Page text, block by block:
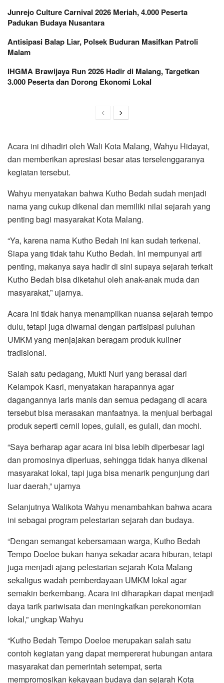
Junrejo Culture Carnival 2026 Meriah, 4.000 Peserta
Padukan Budaya Nusantara
Antisipasi Balap Liar, Polsek Buduran Masifkan Patroli
Malam
IHGMA Brawijaya Run 2026 Hadir di Malang, Targetkan
3.000 Peserta dan Dorong Ekonomi Lokal
Acara ini dihadiri oleh Wali Kota Malang, Wahyu Hidayat,
dan memberikan apresiasi besar atas terselenggaranya
kegiatan tersebut.
Wahyu menyatakan bahwa Kutho Bedah sudah menjadi
nama yang cukup dikenal dan memiliki nilai sejarah yang
penting bagi masyarakat Kota Malang.
“Ya, karena nama Kutho Bedah ini kan sudah terkenal.
Siapa yang tidak tahu Kutho Bedah. Ini mempunyai arti
penting, makanya saya hadir di sini supaya sejarah terkait
Kutho Bedah bisa diketahui oleh anak-anak muda dan
masyarakat,” ujarnya.
Acara ini tidak hanya menampilkan nuansa sejarah tempo
dulu, tetapi juga diwarnai dengan partisipasi puluhan
UMKM yang menjajakan beragam produk kuliner
tradisional.
Salah satu pedagang, Mukti Nuri yang berasal dari
Kelampok Kasri, menyatakan harapannya agar
dagangannya laris manis dan semua pedagang di acara
tersebut bisa merasakan manfaatnya. Ia menjual berbagai
produk seperti cernil lopes, gulali, es gulali, dan mochi.
“Saya berharap agar acara ini bisa lebih diperbesar lagi
dan promosinya diperluas, sehingga tidak hanya dikenal
masyarakat lokal, tapi juga bisa menarik pengunjung dari
luar daerah,” ujarnya
Selanjutnya Walikota Wahyu menambahkan bahwa acara
ini sebagai program pelestarian sejarah dan budaya.
“Dengan semangat kebersamaan warga, Kutho Bedah
Tempo Doeloe bukan hanya sekadar acara hiburan, tetapi
juga menjadi ajang pelestarian sejarah Kota Malang
sekaligus wadah pemberdayaan UMKM lokal agar
semakin berkembang. Acara ini diharapkan dapat menjadi
daya tarik pariwisata dan meningkatkan perekonomian
lokal,” ungkap Wahyu
“Kutho Bedah Tempo Doeloe merupakan salah satu
contoh kegiatan yang dapat mempererat hubungan antara
masyarakat dan pemerintah setempat, serta
mempromosikan kekayaan budaya dan sejarah Kota